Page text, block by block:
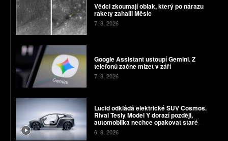
Vědci zkoumají oblak, který po nárazu
rakety zahalil Měsíc
7. 8. 2026
Google Assistant ustoupí Gemini. Z
telefonů začne mizet v září
7. 8. 2026
Lucid odkládá elektrické SUV Cosmos.
Rival Tesly Model Y dorazí později,
automobilka nechce opakovat staré
chyby
6. 8. 2026